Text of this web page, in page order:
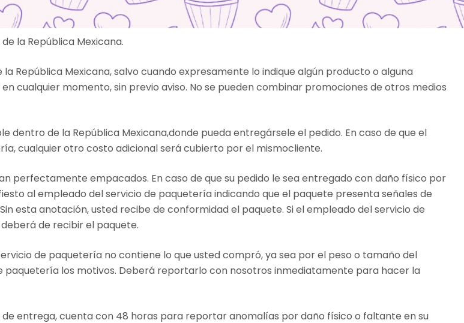
la República Mexicana.
República Mexicana, salvo cuando expresamente lo indique algún producto o alguna
cualquier momento, sin previo aviso. No se pueden combinar promociones de otros medios
de la República Mexicana,donde pueda entregársele el pedido. En caso de que el
cualquier otro costo adicional será cubierto por el mismocliente.
perfectamente empacados. En caso de que su pedido le sea entregado con daño físico por
al empleado del servicio de paquetería indicando que el paquete presenta señales de
esta anotación, usted recibe de conformidad el paquete. Si el empleado del servicio de
de recibir el paquete.
de paquetería no contiene lo que usted compró, ya sea por el peso o tamaño del
paquetería los motivos. Deberá reportarlo con nosotros inmediatamente para hacer la
entrega, cuenta con 48 horas para reportar anomalías por daño físico o faltante en su